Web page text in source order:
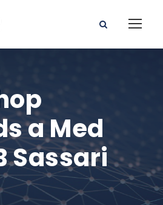
a Med
Sassari